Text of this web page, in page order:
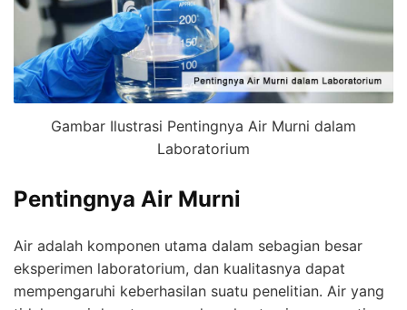
Gambar Ilustrasi Pentingnya Air Murni dalam
Laboratorium
Pentingnya Air Murni
Air adalah komponen utama dalam sebagian besar
eksperimen laboratorium, dan kualitasnya dapat
mempengaruhi keberhasilan suatu penelitian. Air yang